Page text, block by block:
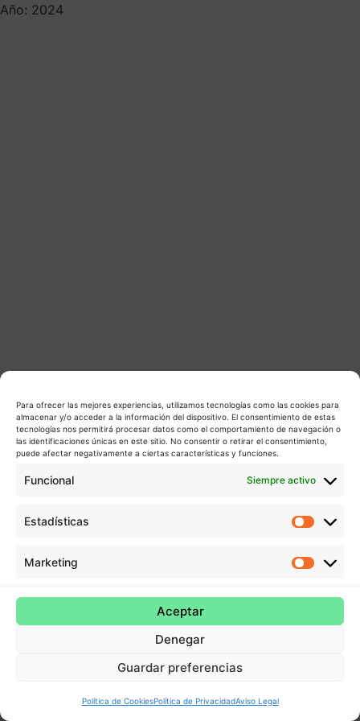
Para ofrecer las mejores experiencias, utilizamos tecnologías como las cookies para
almacenar y/o acceder a la información del dispositivo. El consentimiento de estas
tecnologías nos permitirá procesar datos como el comportamiento de navegación o
las identificaciones únicas en este sitio. No consentir o retirar el consentimiento,
puede afectar negativamente a ciertas características y funciones.
Funcional Siempre activo
Estadísticas
Marketing
Aceptar
Denegar
Guardar preferencias
Política de CookiesPolítica de PrivacidadAviso Legal
Año: 2024